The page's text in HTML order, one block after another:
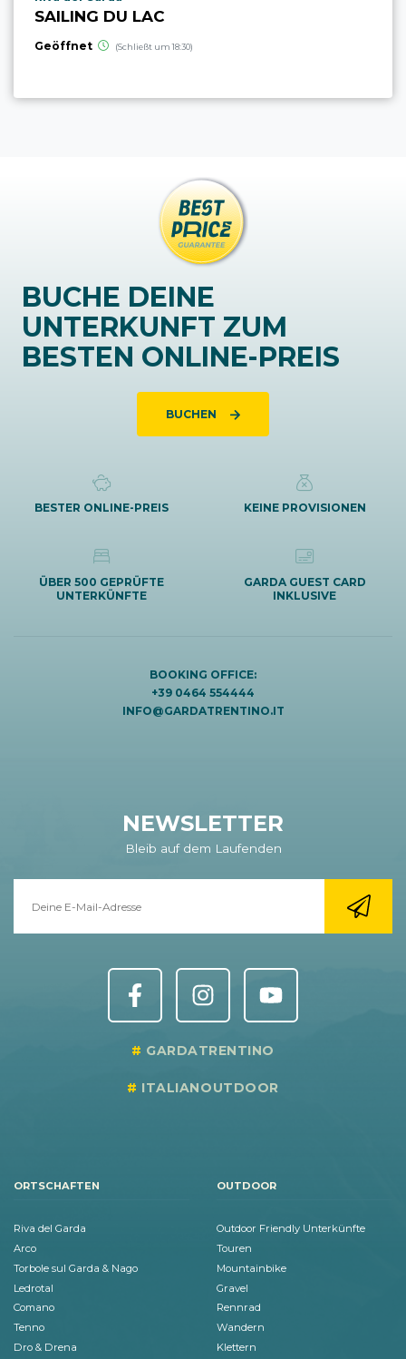
SAILING DU LAC
Geöffnet (Schließt um 18:30)
BUCHE DEINE
UNTERKUNFT ZUM
BESTEN ONLINE-PREIS
BUCHEN
BESTER ONLINE-PREIS KEINE PROVISIONEN
ÜBER 500 GEPRÜFTE
UNTERKÜNFTE
GARDA GUEST CARD
INKLUSIVE
BOOKING OFFICE:
+39 0464 554444
INFO@GARDATRENTINO.IT
NEWSLETTER
Bleib auf dem Laufenden
GARDATRENTINO
ITALIANOUTDOOR
ORTSCHAFTEN
Riva del Garda
Arco
Torbole sul Garda & Nago
Ledrotal
Comano
Tenno
Dro & Drena
OUTDOOR
Outdoor Friendly Unterkünfte
Touren
Mountainbike
Gravel
Rennrad
Wandern
Klettern